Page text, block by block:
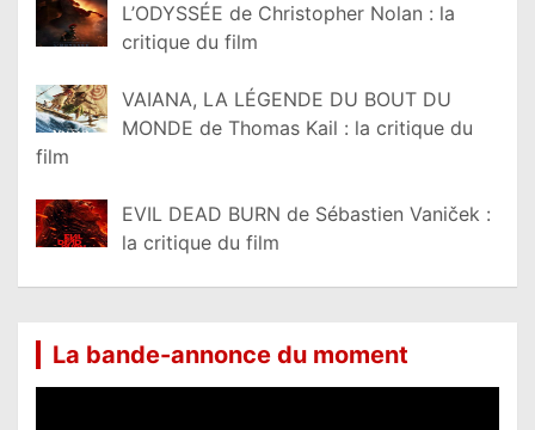
L’ODYSSÉE de Christopher Nolan : la
critique du film
VAIANA, LA LÉGENDE DU BOUT DU
MONDE de Thomas Kail : la critique du
film
EVIL DEAD BURN de Sébastien Vaniček :
la critique du film
La bande-annonce du moment